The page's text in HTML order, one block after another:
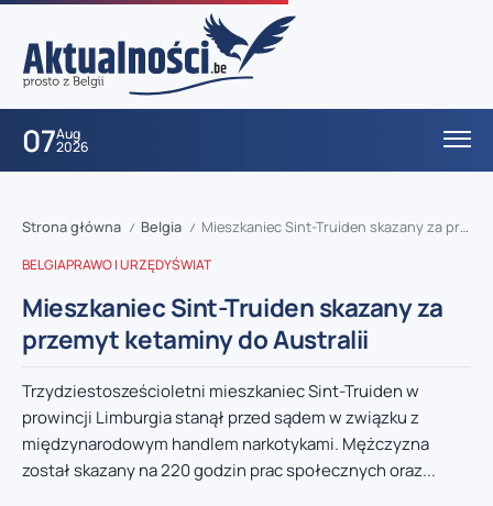
07Aug
2026
Strona główna / Belgia / Mieszkaniec Sint-Truiden skazany za przemyt ketaminy do Australii
BELGIAPRAWO I URZĘDYŚWIAT
Mieszkaniec Sint-Truiden skazany za
przemyt ketaminy do Australii
Trzydziestosześcioletni mieszkaniec Sint-Truiden w
prowincji Limburgia stanął przed sądem w związku z
międzynarodowym handlem narkotykami. Mężczyzna
został skazany na 220 godzin prac społecznych oraz...